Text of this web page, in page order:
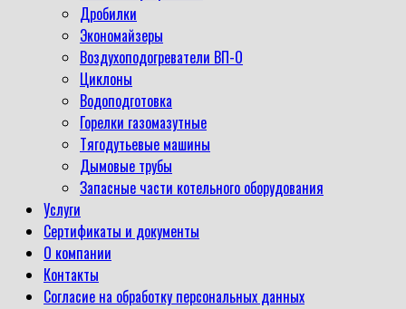
Дробилки
Экономайзеры
Воздухоподогреватели ВП-О
Циклоны
Водоподготовка
Горелки газомазутные
Тягодутьевые машины
Дымовые трубы
Запасные части котельного оборудования
Услуги
Сертификаты и документы
О компании
Контакты
Согласие на обработку персональных данных